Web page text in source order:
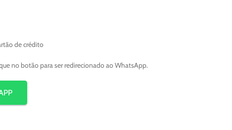
de crédito
no botão para ser redirecionado ao WhatsApp.